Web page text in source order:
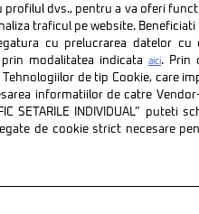
Politica de
profilul dvs., pentru a va oferi
traficul pe website.
cu prelucrarea datelor cu
modalitatea indicata
aici. Prin
de tip Cookie, care
informatiilor de catre
SETARILE INDIVIDUAL” puteti
de cookie strict necesare